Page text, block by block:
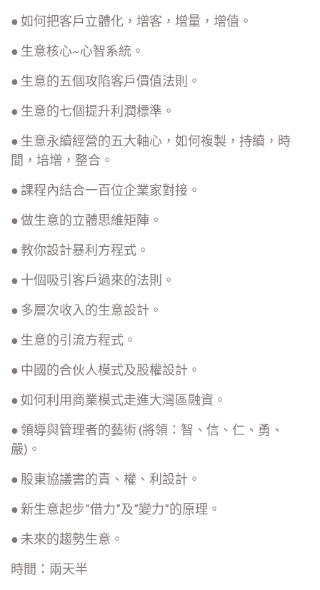
● 如何把客戶立體化，增客，增量，增值。
● 生意核心~心智系統。
● 生意的五個攻陷客戶價值法則。
● 生意的七個提升利潤標準。
● 生意永續經營的五大軸心，如何複製，持續，時
間，培增，整合。
● 課程內結合一百位企業家對接。
● 做生意的立體思維矩陣。
● 教你設計暴利方程式。
● 十個吸引客戶過來的法則。
● 多層次收入的生意設計。
● 生意的引流方程式。
● 中國的合伙人模式及股權設計。
● 如何利用商業模式走進大灣區融資。
● 領導與管理者的藝術 (將領：智、信、仁、勇、
嚴)。
● 股東協議書的責、權、利設計。
● 新生意起步”借力”及”變力”的原理。
● 未來的趨勢生意。
時間：兩天半